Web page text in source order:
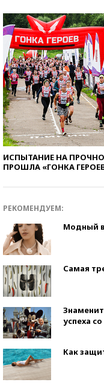
ИСПЫТАНИЕ НА
ПРОШЛА «ГОНКА
РЕКОМЕНДУЕМ:
Модный
Самая
успеха
Как